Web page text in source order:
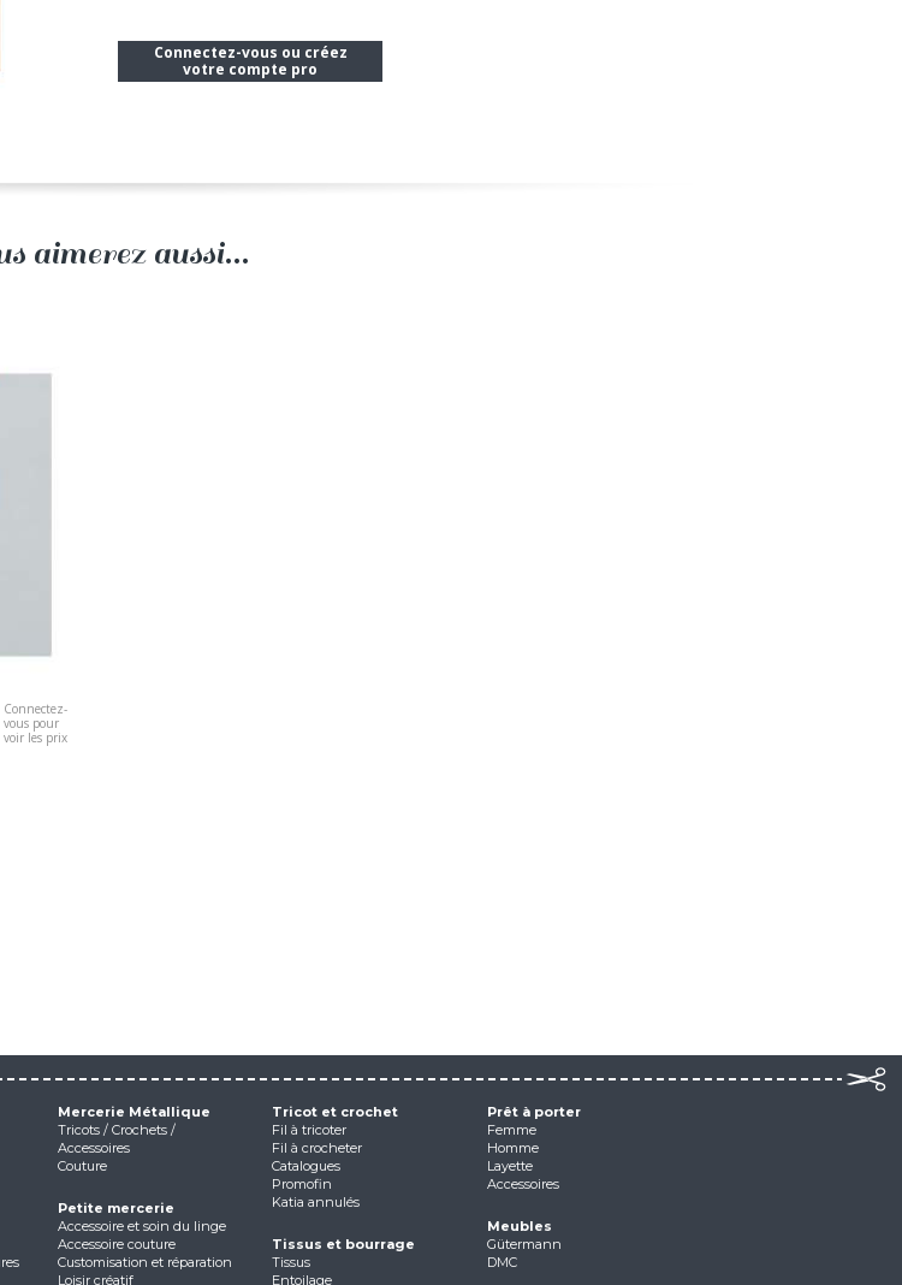
Connectez-vous ou créez
votre compte pro
aimerez aussi...
Connectez-
vous pour
voir les prix
Mercerie Métallique
Tricots / Crochets /
Accessoires
Couture
Petite mercerie
Accessoire et soin du linge
Accessoire couture
Customisation et réparation
Loisir créatif
Tricot et crochet
Fil à tricoter
Fil à crocheter
Catalogues
Promofin
Katia annulés
Tissus et bourrage
Tissus
Entoilage
Prêt à porter
Femme
Homme
Layette
Accessoires
Meubles
Gütermann
DMC